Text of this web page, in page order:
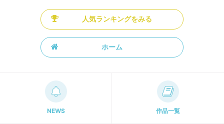
人気ランキングをみる
ホーム
NEWS 作品一覧